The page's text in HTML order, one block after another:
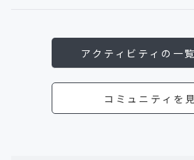
アクティビティの一
コミュニティを